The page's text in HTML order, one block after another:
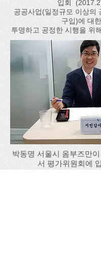
입회
공공사업(일정규모 이상의
구입)에 대한
투명하고 공정한 시행을 위
박동명 서울시 옴부즈만이
서 평가위원회에